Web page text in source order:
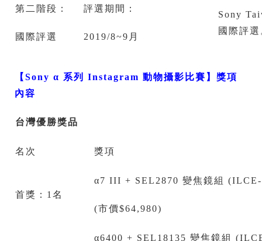
第二階段：
國際評選
評選期間：
2019/8~9月
Sony
國際評
【 Sony α 系列 Instagram 動物攝影比賽 】 獎項
內容
台灣優勝獎品
名次 獎項
首獎：1名
α7 III + SEL2870 變焦鏡組
(市價$64,980)
α6400 + SEL18135 變焦鏡組